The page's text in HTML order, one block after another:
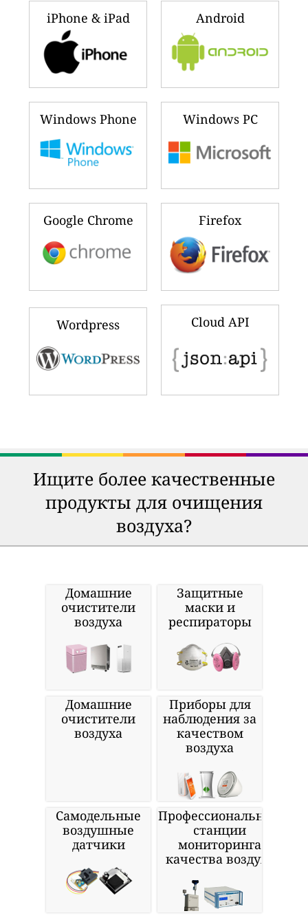
iPhone & iPad Android
Windows Phone Windows PC
Google Chrome Firefox
Wordpress Cloud API
Ищите более качественные
продукты для очищения
воздуха?
Домашние
очистители
воздуха
Защитные
маски и
респираторы
Домашние
очистители
воздуха
Приборы для
наблюдения за
качеством
воздуха
Самодельные
воздушные
датчики
Профессиональные
станции
мониторинга
качества воздуха